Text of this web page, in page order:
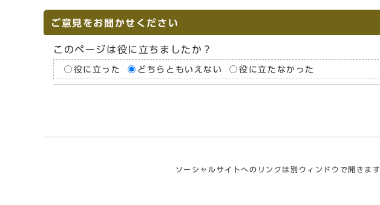
ご意見をお聞かせください
このページは役に立ちましたか？
役に立った どちらともいえない 役に立たなかった
ソーシャルサイトへのリンクは別ウィンドウで開きます